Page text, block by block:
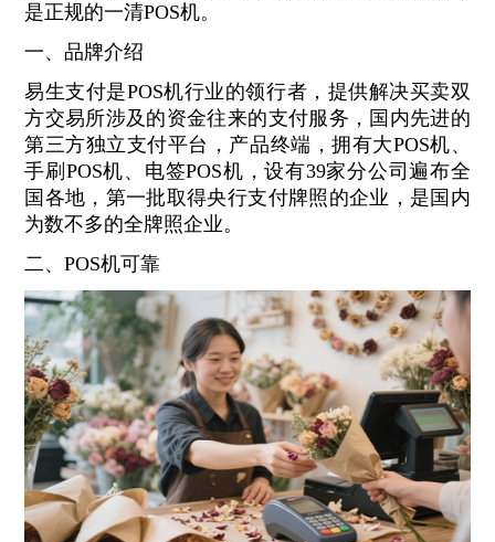
是正规的一清POS机。
一、品牌介绍
易生支付是POS机行业的领行者，提供解决买卖双
方交易所涉及的资金往来的支付服务，国内先进的
第三方独立支付平台，产品终端，拥有大POS机、
手刷POS机、电签POS机，设有39家分公司遍布全
国各地，第一批取得央行支付牌照的企业，是国内
为数不多的全牌照企业。
二、POS机可靠